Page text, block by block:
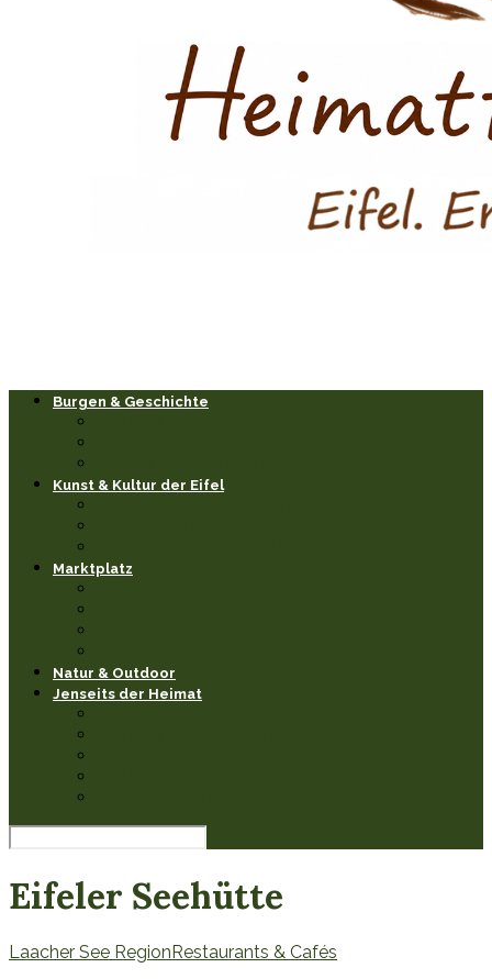
Burgen & Geschichte
Kunst & Kultur der Eifel
Marktplatz
Natur & Outdoor
Jenseits der Heimat
Eifeler Seehütte
Laacher See Region Restaurants & Cafés